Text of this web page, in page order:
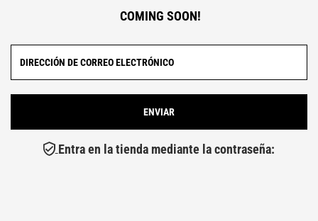
COMING SOON!
Entra en la tienda mediante la contraseña: